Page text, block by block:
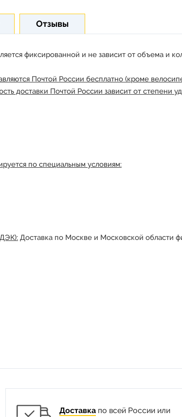
Отзывы
фиксированной и не зависит от объема и
Почтой России бесплатно (кроме
доставки Почтой России зависит от степени
по специальным условиям:
Доставка по Москве и Московской области
Доставкапо всей России или